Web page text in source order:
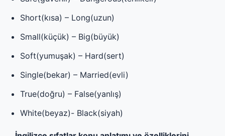
Short(kısa) – Long(uzun)
Small(küçük) – Big(büyük)
Soft(yumuşak) – Hard(sert)
Single(bekar) – Married(evli)
True(doğru) – False(yanlış)
White(beyaz)- Black(siyah)